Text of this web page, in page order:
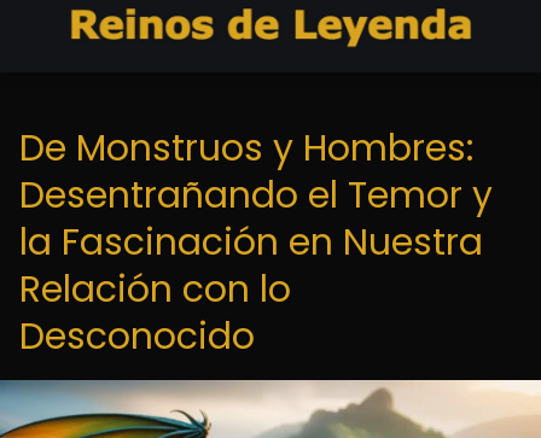
De Monstruos y Hombres:
Desentrañando el Temor y
la Fascinación en Nuestra
Relación con lo
Desconocido